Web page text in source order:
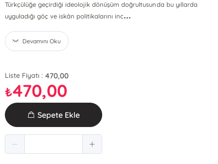
Türkçülüğe geçirdiği ideolojik dönüşüm doğrultusunda bu yıllarda
uyguladığı göç ve iskân politikalarını inc...
Devamını Oku
Liste Fiyatı : 470,00
₺470,00
Sepete Ekle